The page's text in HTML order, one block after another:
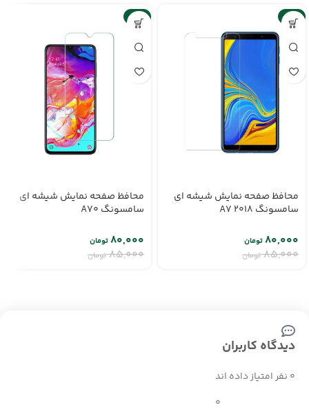
-6%
محافظ صفحه نمایش شیشه ای
سامسونگ A7 2018
۸۵,۰۰۰ تومان
۸۰,۰۰۰تومان
-6%
محافظ صفحه نمایش شیشه ای
سامسونگ A70
۸۵,۰۰۰ تومان
۸۰,۰۰۰تومان
دیدگاه کاربران
0 نفر امتیاز داده اند
0